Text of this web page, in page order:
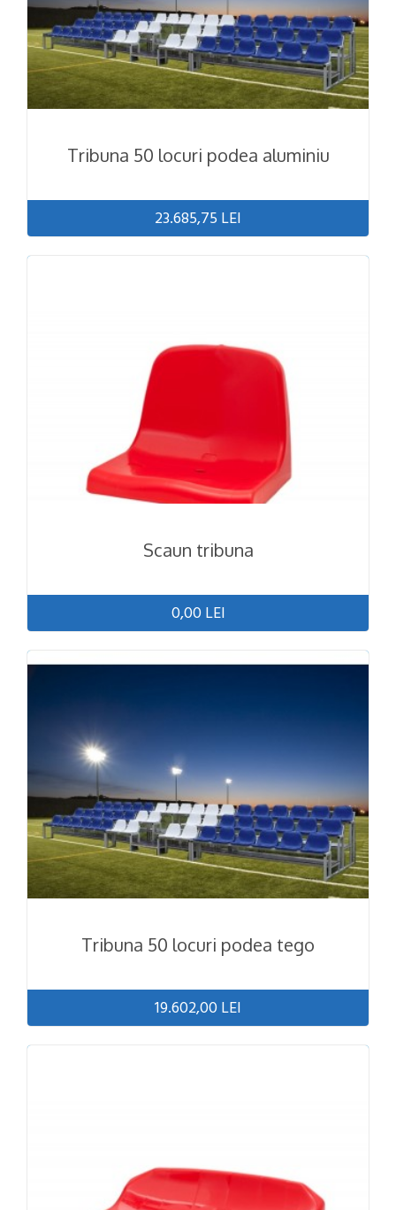
Tribuna 50 locuri podea aluminiu
23.685,75 LEI
Scaun tribuna
0,00 LEI
Tribuna 50 locuri podea tego
19.602,00 LEI